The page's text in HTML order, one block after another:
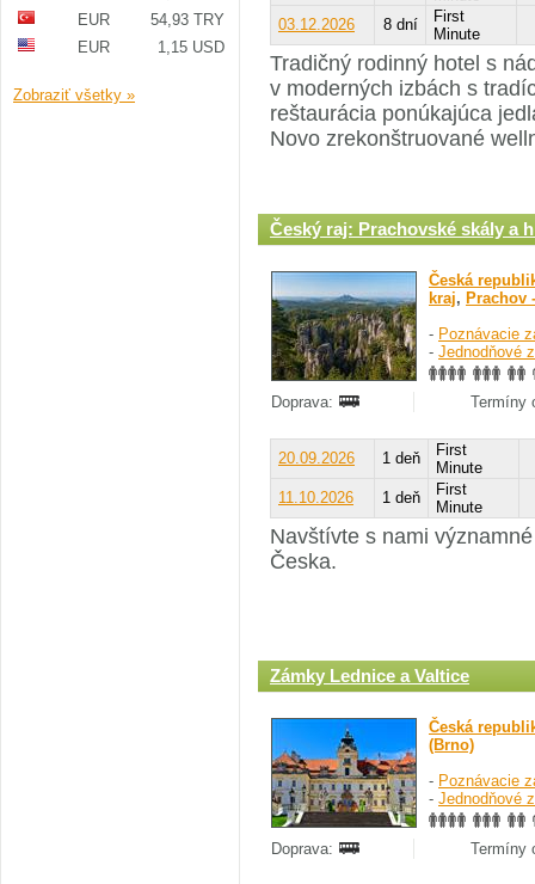
EUR
54,93 TRY
EUR
1,15 USD
Zobraziť všetky »
03.12.2026
8 dní
First
Minute
Tradičný rodinný hotel s
v moderných izbách s
reštaurácia ponúkajúca
Novo zrekonštruované
Český raj: Prachovské skály a
Česká
kraj, Prachov
- Poznávacie
- Jednodňové
Doprava: Termíny
20.09.2026 1 deň
First
Minute
11.10.2026
1 deň
First
Minute
Navštívte s nami
Česka.
Zámky Lednice a Valtice
Česká
(Brno)
- Poznávacie
- Jednodňové
Doprava: Termíny